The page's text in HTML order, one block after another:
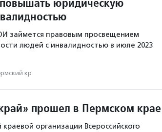
займется правовым просвещением
людей с инвалидностью в июле 2023
кр.
прошел в Пермском крае
организации Всероссийского